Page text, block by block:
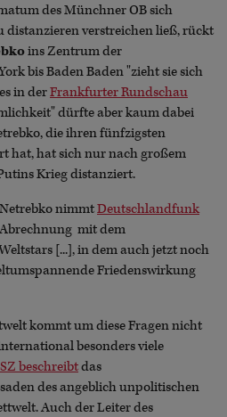
des Münchner OB sich
distanzieren verstreichen ließ, rückt
ins Zentrum der
bis Baden Baden "zieht sie sich
in derFrankfurter Rundschau
dürfte aber kaum dabei
die ihren fünfzigsten
hat, hat sich nur nach großem
Krieg distanziert.
nimmtDeutschlandfunk
mit dem
[...], in dem auch jetzt noch
Friedenswirkung
kommt um diese Fragen nicht
besonders viele
beschreibtdas
des angeblich unpolitischen
Auch der Leiter des